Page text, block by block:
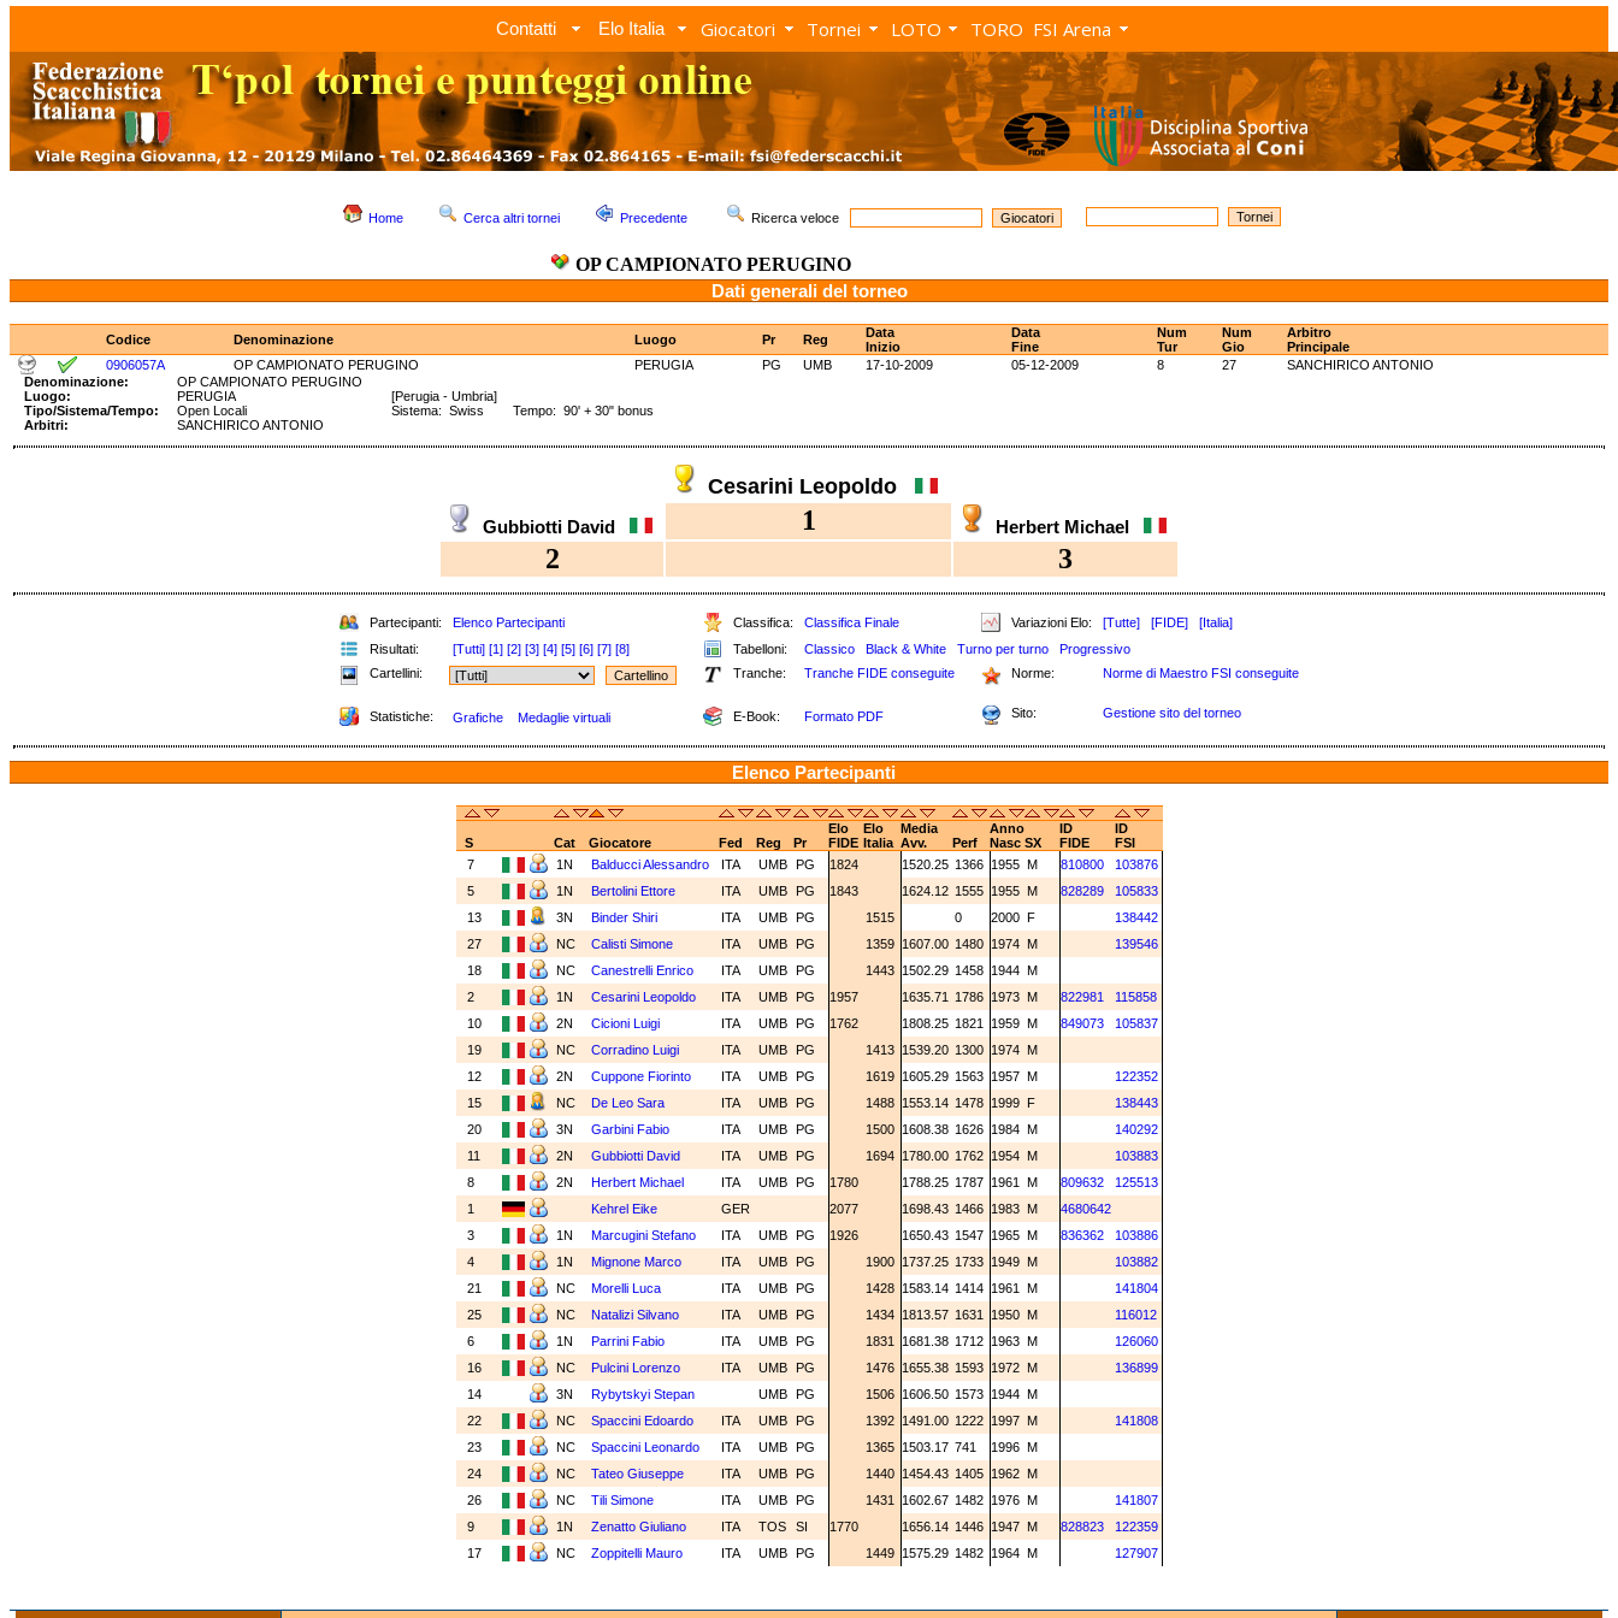
Contatti Elo Italia Giocatori Tornei LOTO TORO FSI Arena
Home Cerca altri tornei Precedente Ricerca veloce
OP CAMPIONATO PERUGINO
Dati generali del torneo
Codice Denominazione Luogo Pr Reg
Data
Inizio
Data
Fine
Num
Tur
Num
Gio
Arbitro
Principale
0906057A
OP CAMPIONATO PERUGINO PERUGIA PG UMB 17-10-2009 05-12-2009 8 27
SANCHIRICO ANTONIO
Denominazione:
OP CAMPIONATO PERUGINO
Luogo:
PERUGIA
[Perugia - Umbria]
Tipo/Sistema/Tempo:
Open Locali
Sistema: Swiss Tempo: 90' + 30" bonus
Arbitri:
SANCHIRICO ANTONIO
Cesarini Leopoldo
Gubbiotti David 1 Herbert Michael
2 3
Partecipanti: Elenco Partecipanti Classifica: Classifica Finale Variazioni Elo: [Tutte] [FIDE]
[Italia]
Risultati:
[Tutti] [1] [2] [3] [4] [5] [6] [7] [8] Tabelloni: Classico Black & White Turno per turno
Progressivo
Cartellini:
Tranche: Tranche FIDE conseguite Norme: Norme di Maestro FSI conseguite
Statistiche: Grafiche Medaglie virtuali E-Book: Formato PDF Sito: Gestione sito del torneo
Elenco Partecipanti
Elo Elo Media Anno ID
ID
S
Cat Giocatore Fed Reg Pr FIDE Italia Avv. Perf Nasc SX FIDE
FSI
7
1N Balducci Alessandro ITA UMB PG 1824 1520.25 1366 1955 M 810800
103876
5
1N Bertolini Ettore ITA UMB PG 1843 1624.12 1555 1955 M 828289
105833
13
3N Binder Shiri ITA UMB PG 1515 0 2000 F
138442
27
NC Calisti Simone ITA UMB PG 1359 1607.00 1480 1974 M
139546
18
NC Canestrelli Enrico ITA UMB PG 1443 1502.29 1458 1944 M
2
1N Cesarini Leopoldo ITA UMB PG 1957 1635.71 1786 1973 M 822981
115858
10
2N Cicioni Luigi ITA UMB PG 1762 1808.25 1821 1959 M 849073
105837
19
NC Corradino Luigi ITA UMB PG 1413 1539.20 1300 1974 M
12
2N Cuppone Fiorinto ITA UMB PG 1619 1605.29 1563 1957 M
122352
15
NC De Leo Sara ITA UMB PG 1488 1553.14 1478 1999 F
138443
20
3N Garbini Fabio ITA UMB PG 1500 1608.38 1626 1984 M
140292
11
2N Gubbiotti David ITA UMB PG 1694 1780.00 1762 1954 M
103883
8
2N Herbert Michael ITA UMB PG 1780 1788.25 1787 1961 M 809632
125513
1
Kehrel Eike GER 2077 1698.43 1466 1983 M
4680642
3
1N Marcugini Stefano ITA UMB PG 1926 1650.43 1547 1965 M 836362
103886
4
1N Mignone Marco ITA UMB PG 1900 1737.25 1733 1949 M
103882
21
NC Morelli Luca ITA UMB PG 1428 1583.14 1414 1961 M
141804
25
NC Natalizi Silvano ITA UMB PG 1434 1813.57 1631 1950 M
116012
6
1N Parrini Fabio ITA UMB PG 1831 1681.38 1712 1963 M
126060
16
NC Pulcini Lorenzo ITA UMB PG 1476 1655.38 1593 1972 M
136899
14
3N Rybytskyi Stepan UMB PG 1506 1606.50 1573 1944 M
22
NC Spaccini Edoardo ITA UMB PG 1392 1491.00 1222 1997 M
141808
23
NC Spaccini Leonardo ITA UMB PG 1365 1503.17 741 1996 M
24
NC Tateo Giuseppe ITA UMB PG 1440 1454.43 1405 1962 M
26
NC Tili Simone ITA UMB PG 1431 1602.67 1482 1976 M
141807
9
1N Zenatto Giuliano ITA TOS SI 1770 1656.14 1446 1947 M 828823
122359
17
NC Zoppitelli Mauro ITA UMB PG 1449 1575.29 1482 1964 M 127907